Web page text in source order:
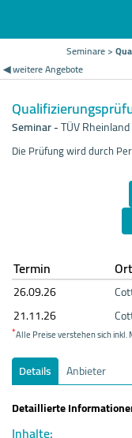
Seminare>
◀ weitere Angebote
Seminar-TÜV
Die Prüfung wird durch
Termin Ort
26.09.26
21.11.26
*Alle Preise verstehen sich inkl.
Details
Anbieter
Detaillierte
Inhalte: